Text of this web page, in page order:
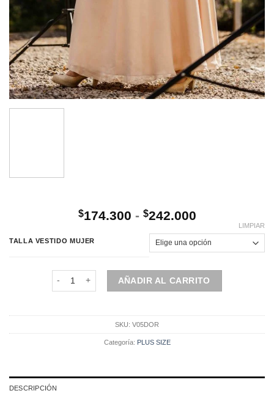
$174.300 - $242.000Rango
precios:
desde
hasta
$242.000
TALLA VESTIDO MUJER
LIMPIAR
Vestido de fiesta | Beige / Dorado cantidad
AÑADIR AL CARRITO
SKU: V05DOR
Categoría: PLUS SIZE
DESCRIPCIÓN